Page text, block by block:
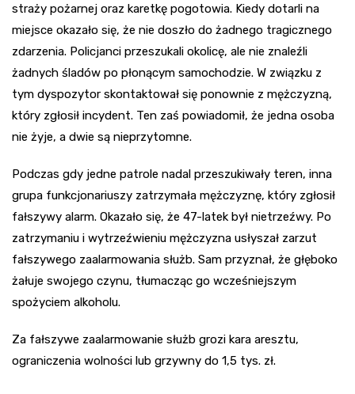
straży pożarnej oraz karetkę pogotowia. Kiedy dotarli na
miejsce okazało się, że nie doszło do żadnego tragicznego
zdarzenia. Policjanci przeszukali okolicę, ale nie znaleźli
żadnych śladów po płonącym samochodzie. W związku z
tym dyspozytor skontaktował się ponownie z mężczyzną,
który zgłosił incydent. Ten zaś powiadomił, że jedna osoba
nie żyje, a dwie są nieprzytomne.
Podczas gdy jedne patrole nadal przeszukiwały teren, inna
grupa funkcjonariuszy zatrzymała mężczyznę, który zgłosił
fałszywy alarm. Okazało się, że 47-latek był nietrzeźwy. Po
zatrzymaniu i wytrzeźwieniu mężczyzna usłyszał zarzut
fałszywego zaalarmowania służb. Sam przyznał, że głęboko
żałuje swojego czynu, tłumacząc go wcześniejszym
spożyciem alkoholu.
Za fałszywe zaalarmowanie służb grozi kara aresztu,
ograniczenia wolności lub grzywny do 1,5 tys. zł.